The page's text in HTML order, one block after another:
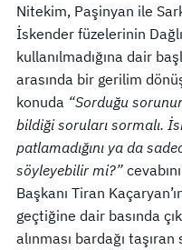
Nitekim, Paşinyan ile
İskender füzelerinin
kullanılmadığına dair
arasında bir gerilim
konuda “Sorduğu
bildiği soruları sormalı.
patlamadığını ya da
söyleyebilir mi?”
Başkanı Tiran
geçtiğine dair basında
alınması bardağı